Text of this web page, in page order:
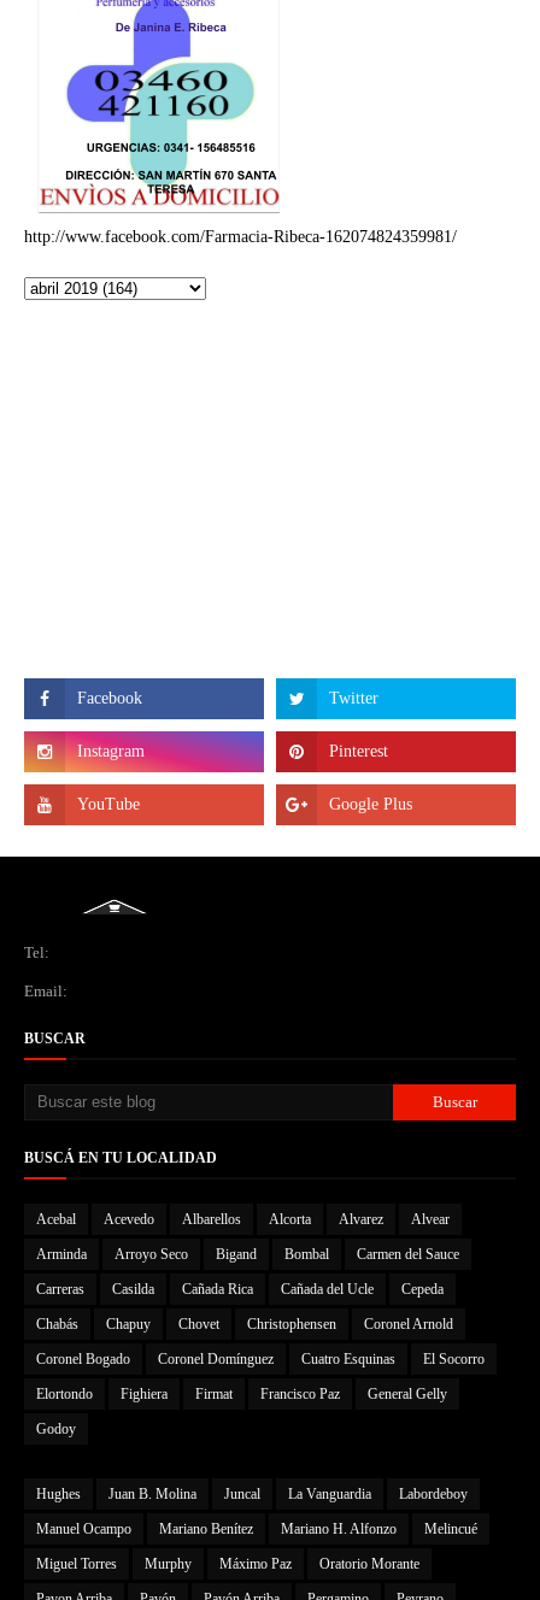
http://www.facebook.com/Farmacia-Ribeca-162074824359981/
Tel:
Email:
BUSCAR
BUSCÁ EN TU LOCALIDAD
Acebal Acevedo Albarellos Alcorta Alvarez Alvear
Arminda Arroyo Seco Bigand Bombal Carmen del Sauce
Carreras Casilda Cañada Rica Cañada del Ucle Cepeda
Chabás Chapuy Chovet Christophensen Coronel Arnold
Coronel Bogado Coronel Domínguez Cuatro Esquinas El Socorro
Elortondo Fighiera Firmat Francisco Paz General Gelly
Godoy
Hughes Juan B. Molina Juncal La Vanguardia Labordeboy
Manuel Ocampo Mariano Benítez Mariano H. Alfonzo Melincué
Miguel Torres Murphy Máximo Paz Oratorio Morante